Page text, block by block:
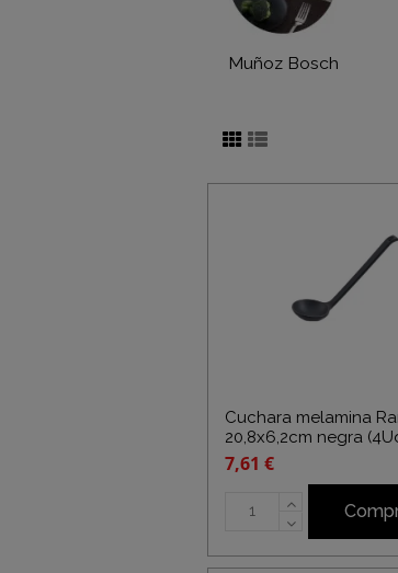
Muñoz Bosch
Cuchara melamina
20,8x6,2cm negra
7,61 €